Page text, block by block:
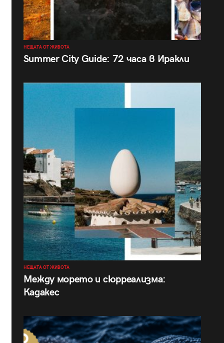
НЕЩАТА ОТ ЖИВОТА
Summer City Guide: 72 часа в Иракли
НЕЩАТА ОТ ЖИВОТА
Между морето и сюрреализма:
Кадакес